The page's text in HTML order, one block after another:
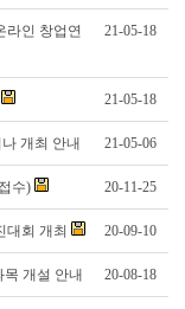
라인 창업연
21-05-18
21-05-18
개최 안내 21-05-06
수) 20-11-25
대회 개최 20-09-10
개설 안내 20-08-18